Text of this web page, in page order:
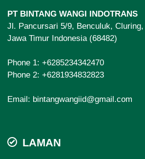
PT BINTANG WANGI INDOTRANS
Jl. Pancursari 5/9, Benculuk,
Jawa Timur Indonesia (68482)
Phone 1: +6285234342470
Phone 2: +6281934832823
Email: bintangwangiid@gmail.com
LAMAN